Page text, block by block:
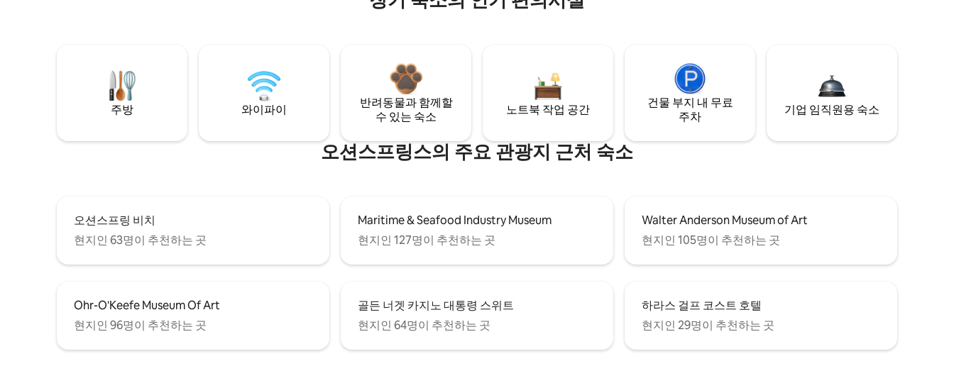
주방 와이파이
반려동물과 함께할
수 있는 숙소
노트북 작업 공간
건물 부지 내 무료
주차
기업 임직원용 숙소
오션스프링스의 주요 관광지 근처 숙소
오션스프링 비치
현지인 63명이 추천하는 곳
Maritime & Seafood Industry Museum
현지인 127명이 추천하는 곳
Walter Anderson Museum of Art
현지인 105명이 추천하는 곳
Ohr-O'Keefe Museum Of Art
현지인 96명이 추천하는 곳
골든 너겟 카지노 대통령 스위트
현지인 64명이 추천하는 곳
하라스 걸프 코스트 호텔
현지인 29명이 추천하는 곳